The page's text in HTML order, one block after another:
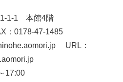
1-1 本館4階
：0178-47-1485
URL：
17:00